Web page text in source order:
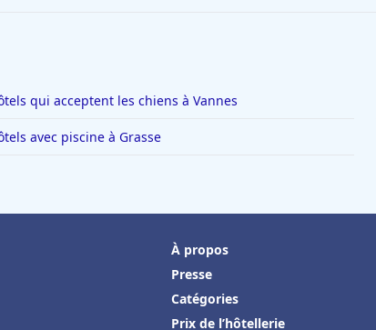
qui acceptent les chiens à Vannes
avec piscine à Grasse
À propos
Presse
Catégories
Prix de l’hôtellerie